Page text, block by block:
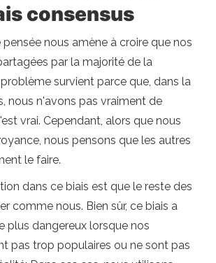
consensus
pensée nous amène à croire que nos
par la majorité de la
survient parce que, dans la
nous n'avons pas vraiment de
vrai. Cependant, alors que nous
nous pensons que les autres
le faire.
dans ce biais est que le reste des
comme nous. Bien sûr, ce biais a
plus dangereux lorsque nos
pas trop populaires ou ne sont pas